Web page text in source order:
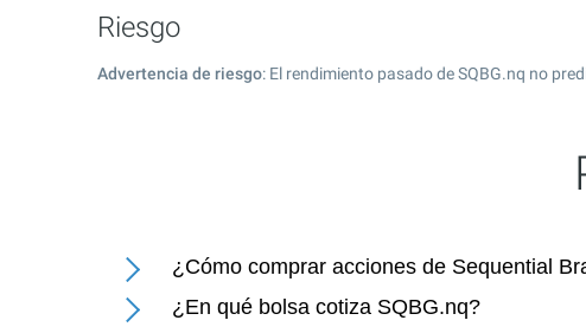
Riesgo
Advertencia de riesgo: El rendimiento pasado de SQBG.nq no
¿Cómo comprar acciones de Sequential
¿En qué bolsa cotiza SQBG.nq?